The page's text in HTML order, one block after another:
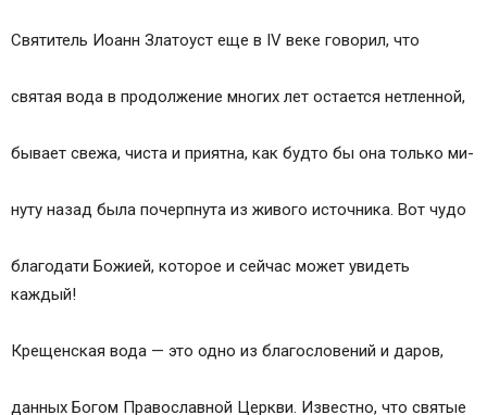
Лечение рака крещенской водой
Лечение горячей водой: похудение и очищение
Как лечить Святой водой детей
Лечение грозовой водой
Лечение болезней водой
Святая вода:Как ею лечиться?
«заговорным словом» воду для лечения себя
Для чего принимают святую воду и просфору
Святитель Иоанн Златоуст еще в IV веке говорил, что
святая вода в продолжение многих лет остается нетленной,
бывает свежа, чиста и приятна, как будто бы она только ми-
нуту назад была почерпнута из живого источника. Вот чудо
благодати Божией, которое и сейчас может увидеть
каждый!
Крещенская вода — это одно из благословений и даров,
данных Богом Православной Церкви. Известно, что святые